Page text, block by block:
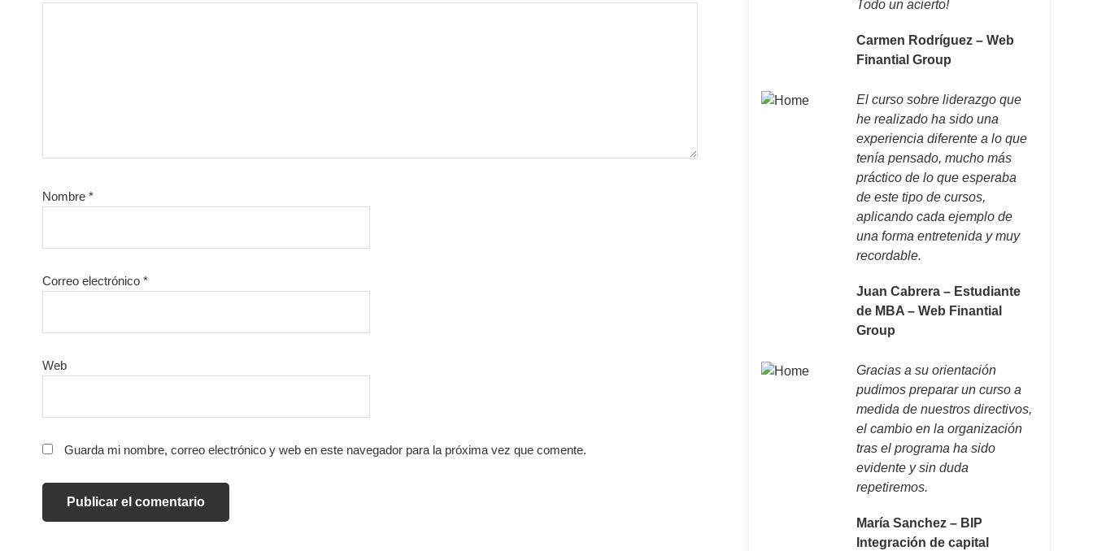
Nombre *
Correo electrónico *
Web
Guarda mi nombre, correo electrónico y web en este navegador para la próxima vez que comente.
Todo un acierto!
Carmen Rodríguez – Web
Finantial Group
El curso sobre liderazgo que
he realizado ha sido una
experiencia diferente a lo que
tenía pensado, mucho más
práctico de lo que esperaba
de este tipo de cursos,
aplicando cada ejemplo de
una forma entretenida y muy
recordable.
Juan Cabrera – Estudiante
de MBA – Web Finantial
Group
Gracias a su orientación
pudimos preparar un curso a
medida de nuestros directivos,
el cambio en la organización
tras el programa ha sido
evidente y sin duda
repetiremos.
María Sanchez – BIP
Integración de capital